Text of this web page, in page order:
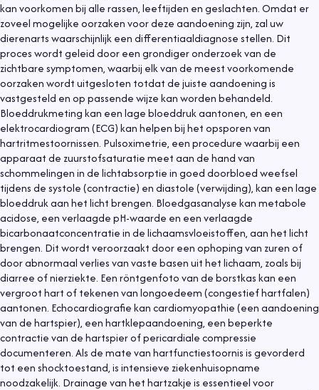
kan voorkomen bij alle rassen, leeftijden en geslachten. Omdat er
zoveel mogelijke oorzaken voor deze aandoening zijn, zal uw
dierenarts waarschijnlijk een differentiaaldiagnose stellen. Dit
proces wordt geleid door een grondiger onderzoek van de
zichtbare symptomen, waarbij elk van de meest voorkomende
oorzaken wordt uitgesloten totdat de juiste aandoening is
vastgesteld en op passende wijze kan worden behandeld.
Bloeddrukmeting kan een lage bloeddruk aantonen, en een
elektrocardiogram (ECG) kan helpen bij het opsporen van
hartritmestoornissen. Pulsoximetrie, een procedure waarbij een
apparaat de zuurstofsaturatie meet aan de hand van
schommelingen in de lichtabsorptie in goed doorbloed weefsel
tijdens de systole (contractie) en diastole (verwijding), kan een lage
bloeddruk aan het licht brengen. Bloedgasanalyse kan metabole
acidose, een verlaagde pH-waarde en een verlaagde
bicarbonaatconcentratie in de lichaamsvloeistoffen, aan het licht
brengen. Dit wordt veroorzaakt door een ophoping van zuren of
door abnormaal verlies van vaste basen uit het lichaam, zoals bij
diarree of nierziekte. Een röntgenfoto van de borstkas kan een
vergroot hart of tekenen van longoedeem (congestief hartfalen)
aantonen. Echocardiografie kan cardiomyopathie (een aandoening
van de hartspier), een hartklepaandoening, een beperkte
contractie van de hartspier of pericardiale compressie
documenteren. Als de mate van hartfunctiestoornis is gevorderd
tot een shocktoestand, is intensieve ziekenhuisopname
noodzakelijk. Drainage van het hartzakje is essentieel voor